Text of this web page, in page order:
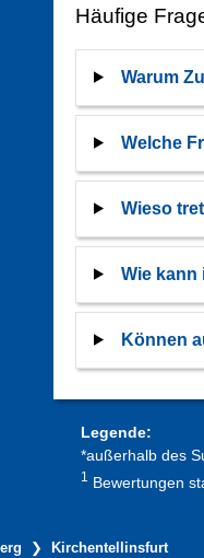
Häufige
Warum
Welche
Wieso
Wie
Können
Legende:
*außerhalb des
1 Bewertungen
Kirchentellinsfurt